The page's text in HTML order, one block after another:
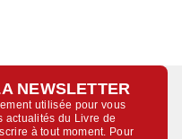
NEWSLETTER
utilisée pour vous
actualités du Livre de
à tout moment. Pour